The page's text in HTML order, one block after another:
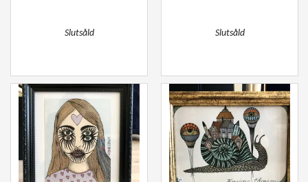
Slutsåld Slutsåld